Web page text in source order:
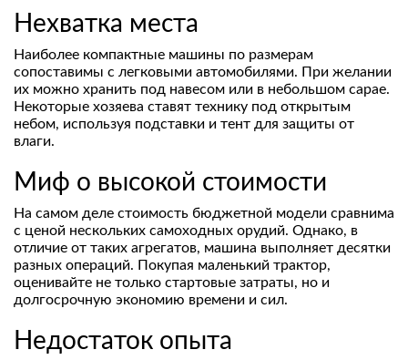
Нехватка места
Наиболее компактные машины по размерам
сопоставимы с легковыми автомобилями. При желании
их можно хранить под навесом или в небольшом сарае.
Некоторые хозяева ставят технику под открытым
небом, используя подставки и тент для защиты от
влаги.
Миф о высокой стоимости
На самом деле стоимость бюджетной модели сравнима
с ценой нескольких самоходных орудий. Однако, в
отличие от таких агрегатов, машина выполняет десятки
разных операций. Покупая маленький трактор,
оценивайте не только стартовые затраты, но и
долгосрочную экономию времени и сил.
Недостаток опыта